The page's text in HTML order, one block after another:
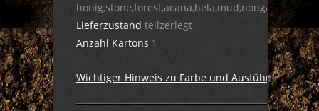
honig,stone,forest,acana,hela,mud,nougat,dula,ciga
Lieferzustand teilzerlegt
Anzahl Kartons 1
Wichtiger Hinweis zu Farbe und Ausführung